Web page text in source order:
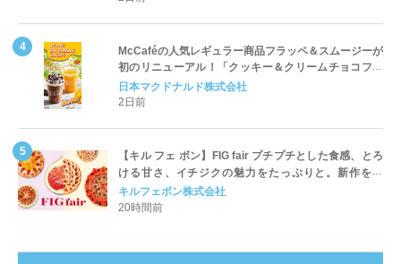
McCaféの人気レギュラー商品フラッペ＆スムージーが
初のリニューアル！「クッキー＆クリームチョコフラ
ッペ」「マンゴースムージー」8月5日（水）から販売
開始
日本マクドナルド株式会社
2日前
【キル フェ ボン】FIG fair プチプチとした食感、とろ
ける甘さ、イチジクの魅力をたっぷりと。新作を含
め、イチジク尽くしの全4種が登場8月20日（木）スタ
ート
キルフェボン株式会社
20時間前